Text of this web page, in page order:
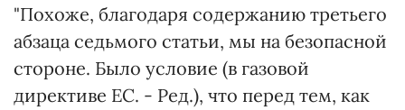
"Похоже, благодаря содержанию третьего
абзаца седьмого статьи, мы на безопасной
стороне. Было условие (в газовой
директиве ЕС. - Ред.), что перед тем, как